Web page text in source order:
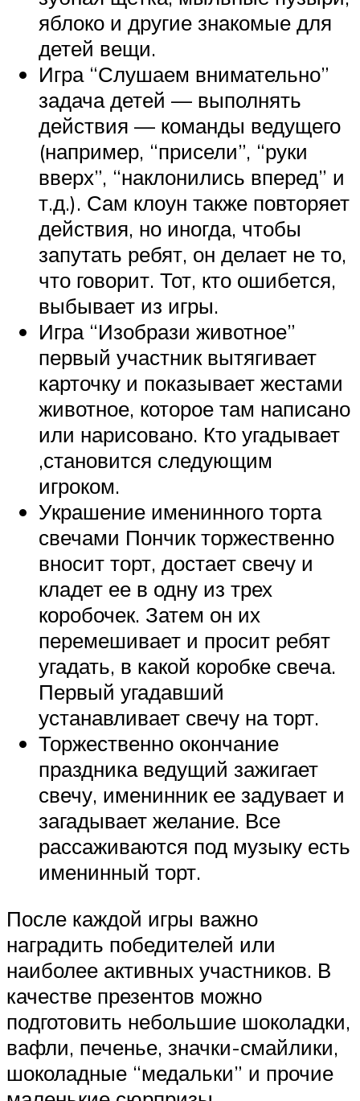
яблоко и другие знакомые для
детей вещи.
Игра “Слушаем внимательно”
задача детей — выполнять
действия — команды ведущего
(например, “присели”, “руки
вверх”, “наклонились вперед” и
т.д.). Сам клоун также повторяет
действия, но иногда, чтобы
запутать ребят, он делает не то,
что говорит. Тот, кто ошибется,
выбывает из игры.
Игра “Изобрази животное”
первый участник вытягивает
карточку и показывает жестами
животное, которое там написано
или нарисовано. Кто угадывает
,становится следующим
игроком.
Украшение именинного торта
свечами Пончик торжественно
вносит торт, достает свечу и
кладет ее в одну из трех
коробочек. Затем он их
перемешивает и просит ребят
угадать, в какой коробке свеча.
Первый угадавший
устанавливает свечу на торт.
Торжественно окончание
праздника ведущий зажигает
свечу, именинник ее задувает и
загадывает желание. Все
рассаживаются под музыку есть
именинный торт.
После каждой игры важно
наградить победителей или
наиболее активных участников. В
качестве презентов можно
подготовить небольшие шоколадки,
вафли, печенье, значки-смайлики,
шоколадные “медальки” и прочие